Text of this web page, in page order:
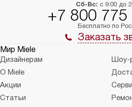
Сб-Вс: с 9:00 до
+7 800 775
Бесплатно по
Заказать
Мир Miele
Дизайнерам
Шоу-
О Miele
Акции
Статьи